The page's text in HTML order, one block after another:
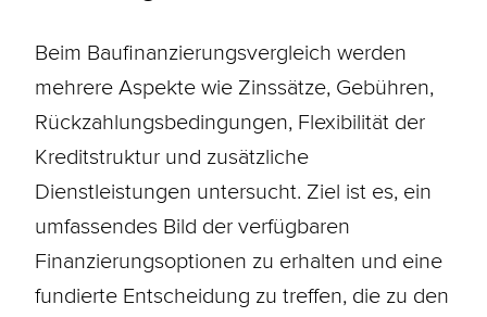
Beim Baufinanzierungsvergleich werden
mehrere Aspekte wie Zinssätze, Gebühren,
Rückzahlungsbedingungen, Flexibilität der
Kreditstruktur und zusätzliche
Dienstleistungen untersucht. Ziel ist es, ein
umfassendes Bild der verfügbaren
Finanzierungsoptionen zu erhalten und eine
fundierte Entscheidung zu treffen, die zu den